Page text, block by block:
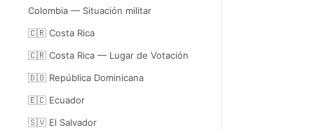
Colombia — Situación militar
🇨🇷 Costa Rica
🇨🇷 Costa Rica — Lugar de Votación
🇩🇴 República Dominicana
🇪🇨 Ecuador
🇸🇻 El Salvador